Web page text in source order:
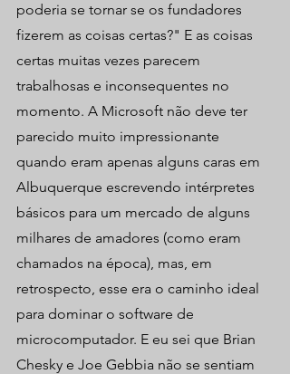
poderia se tornar se os fundadores
fizerem as coisas certas?" E as coisas
certas muitas vezes parecem
trabalhosas e inconsequentes no
momento. A Microsoft não deve ter
parecido muito impressionante
quando eram apenas alguns caras em
Albuquerque escrevendo intérpretes
básicos para um mercado de alguns
milhares de amadores (como eram
chamados na época), mas, em
retrospecto, esse era o caminho ideal
para dominar o software de
microcomputador. E eu sei que Brian
Chesky e Joe Gebbia não se sentiam